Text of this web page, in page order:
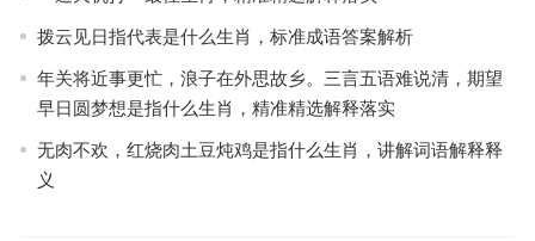
拨云见日指代表是什么生肖，标准成语答案解析
年关将近事更忙，浪子在外思故乡。三言五语难说清，期望
早日圆梦想是指什么生肖，精准精选解释落实
无肉不欢，红烧肉土豆炖鸡是指什么生肖，讲解词语解释释
义